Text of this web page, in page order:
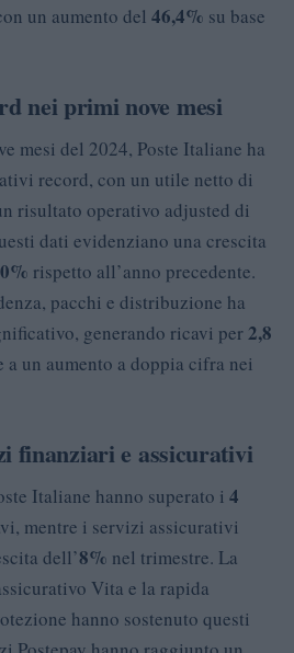
un aumento del 46,4% su base
nei primi nove mesi
mesi del 2024, Poste Italiane ha
record, con un utile netto di
risultato operativo adjusted di
dati evidenziano una crescita
rispetto all’anno precedente.
pacchi e distribuzione ha
generando ricavi per2,8
a un aumento a doppia cifra nei
finanziari e assicurativi
Italiane hanno superato i 4
mentre i servizi assicurativi
dell’8% nel trimestre. La
Vita e la rapida
hanno sostenuto questi